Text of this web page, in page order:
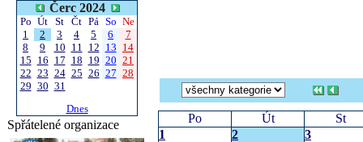
Čerc 2024
Po Út St Čt Pá So Ne
1
2 3 4 5 6
7
8
9 10 11 12 13 14
15 16 17 18 19 20 21
22 23 24 25 26 27 28
29 30 31
Dnes
Spřátelené organizace Po Út
St
1
2 3